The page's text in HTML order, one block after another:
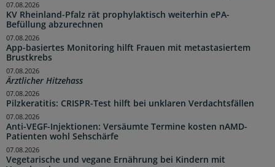
KV Rheinland-Pfalz rät prophylaktisch weiterhin ePA-
Befüllung abzurechnen
07.08.2026
App-basiertes Monitoring hilft Frauen mit metastasiertem
Brustkrebs
07.08.2026
Ärztlicher Hitzehass
07.08.2026
Pilzkeratitis: CRISPR-Test hilft bei unklaren Verdachtsfällen
07.08.2026
Anti-VEGF-Injektionen: Versäumte Termine kosten nAMD-
Patienten wohl Sehschärfe
07.08.2026
Vegetarische und vegane Ernährung bei Kindern mit
07.08.2026